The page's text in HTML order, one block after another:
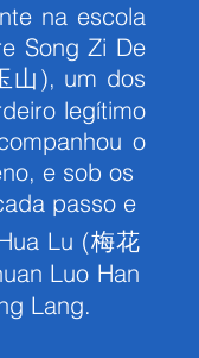
na escola
Song Zi De
山), um dos
legítimo
o
e sob os
passo e
Lu (梅花
Luo Han
Lang.